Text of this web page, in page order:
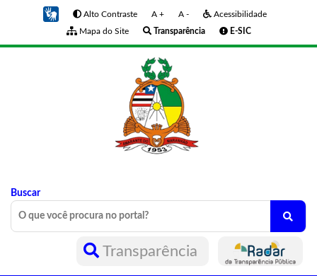
Alto Contraste A + A -
Acessibilidade
Mapa do Site
Transparência E-SIC
Buscar
Transparência